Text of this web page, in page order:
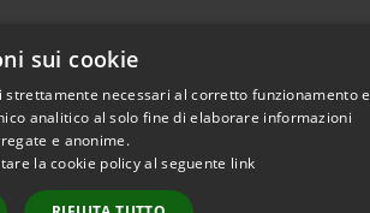
sui cookie
necessari al corretto funzionamento e
analitico al solo fine di elaborare informazioni
e anonime.
la cookie policy al seguente link